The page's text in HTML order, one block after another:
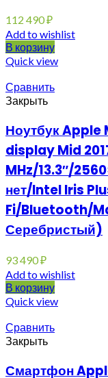
112 490₽
Add to wishlist
В корзину
Quick view
Сравнить
Закрыть
Ноутбук Apple
display Mid
MHz/13.3″/
нет/Intel Iris
Fi/Bluetooth/
Серебристый)
93 490₽
Add to wishlist
В корзину
Quick view
Сравнить
Закрыть
Смартфон